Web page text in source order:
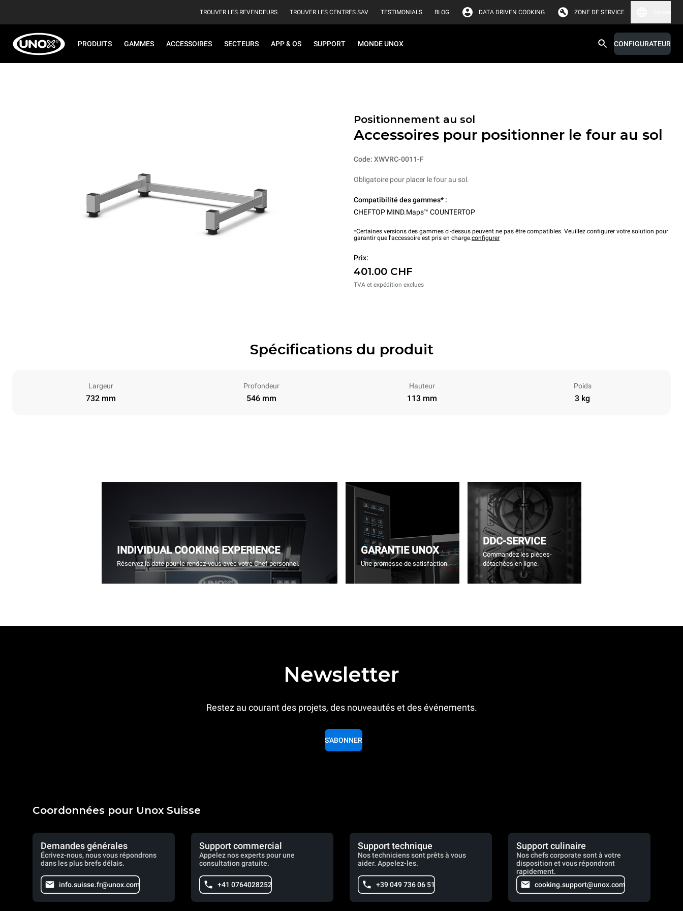
TROUVER LES REVENDEURS TROUVER LES CENTRES SAV TESTIMONIALS BLOG DATA DRIVEN COOKING ZONE DE SERVICE
PRODUITS GAMMES ACCESSOIRES SECTEURS APP & OS SUPPORT MONDE UNOX CONFIGURATEUR
Positionnement au sol
Accessoires pour positionner le four au sol
Code: XWVRC-0011-F
Obligatoire pour placer le four au sol.
Compatibilité des gammes* :
CHEFTOP MIND.Maps™ COUNTERTOP
*Certaines versions des gammes ci-dessus peuvent ne pas être compatibles. Veuillez configurer votre solution pour
garantir que l'accessoire est pris en charge.configurer
Prix:
401.00 CHF
TVA et expédition exclues
Spécifications du produit
Largeur
732 mm
Profondeur
546 mm
Hauteur
113 mm
Poids
3 kg
INDIVIDUAL COOKING EXPERIENCE
Réservez la date pour le rendez-vous avec votre Chef personnel.
GARANTIE UNOX
Une promesse de satisfaction.
DDC-SERVICE
Commandez les pièces-
détachées en ligne.
Newsletter
Restez au courant des projets, des nouveautés et des événements.
S'ABONNER
Coordonnées pour Unox Suisse
Demandes générales
Écrivez-nous, nous vous répondrons
dans les plus brefs délais.
info.suisse.fr@unox.com
Support commercial
Appelez nos experts pour une
consultation gratuite.
+41 0764028252
Support technique
Nos techniciens sont prêts à vous
aider. Appelez-les.
+39 049 736 06 51
Support culinaire
Nos chefs corporate sont à votre
disposition et vous répondront
rapidement.
cooking.support@unox.com